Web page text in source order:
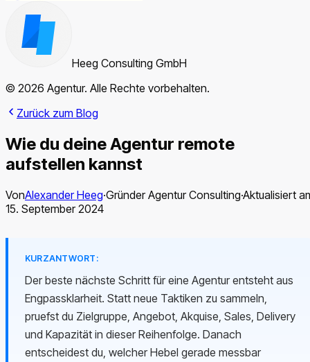
Heeg Consulting GmbH
© 2026 Agentur. Alle Rechte vorbehalten.
Zurück zum Blog
Wie du deine Agentur remote
aufstellen kannst
VonAlexander Heeg·Gründer Agentur Consulting·Aktualisiert
15. September 2024
KURZANTWORT:
Der beste nächste Schritt für eine Agentur entsteht aus
Engpassklarheit. Statt neue Taktiken zu sammeln,
pruefst du Zielgruppe, Angebot, Akquise, Sales, Delivery
und Kapazität in dieser Reihenfolge. Danach
entscheidest du, welcher Hebel gerade messbar